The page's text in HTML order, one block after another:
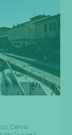
Cervia